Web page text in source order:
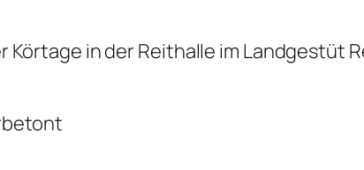
Körtage in der Reithalle im